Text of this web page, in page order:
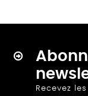
Recevez